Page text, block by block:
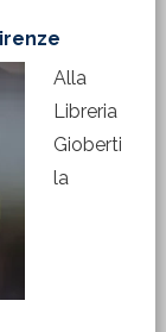
Alla
Libreria
Gioberti
la